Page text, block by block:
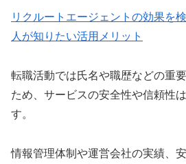
リクルートエージェントの効果を
人が知りたい活用メリット
転職活動では氏名や職歴などの重
ため、サービスの安全性や信頼性
す。
情報管理体制や運営会社の実績、